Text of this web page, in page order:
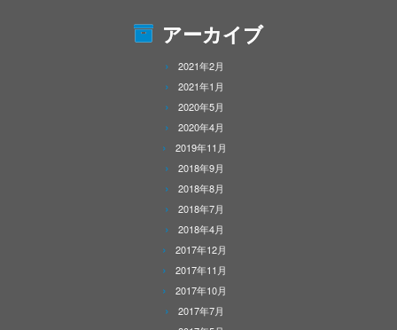
アーカイブ
2021年2月
2021年1月
2020年5月
2020年4月
2019年11月
2018年9月
2018年8月
2018年7月
2018年4月
2017年12月
2017年11月
2017年10月
2017年7月